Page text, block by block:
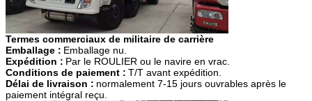
Termes commerciaux de militaire de carrière
Emballage : Emballage nu.
Expédition : Par le ROULIER ou le navire en vrac.
Conditions de paiement : T/T avant expédition.
Délai de livraison : normalement 7-15 jours ouvrables après le
paiement intégral reçu.